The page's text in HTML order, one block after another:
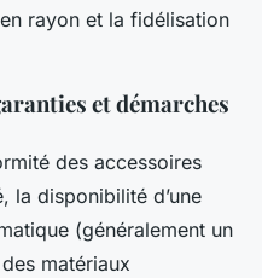
rayon et la fidélisation
et démarches
des accessoires
la disponibilité d’une
(généralement un
matériaux